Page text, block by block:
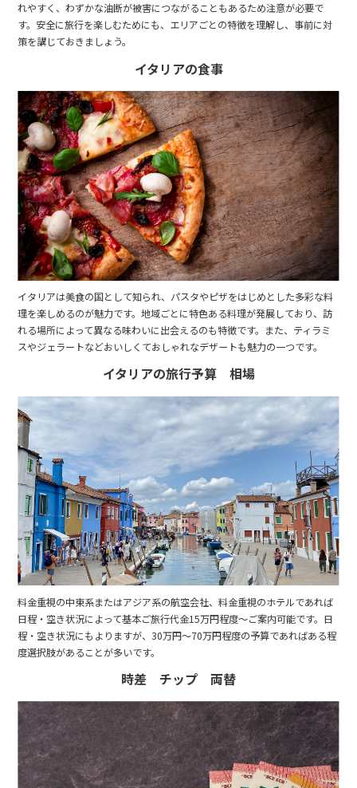
れやすく、わずかな油断が被害につながることもあるため注意が必要で
す。安全に旅行を楽しむためにも、エリアごとの特徴を理解し、事前に対
策を講じておきましょう。
イタリアの食事
イタリアは美食の国として知られ、パスタやピザをはじめとした多彩な料
理を楽しめるのが魅力です。地域ごとに特色ある料理が発展しており、訪
れる場所によって異なる味わいに出会えるのも特徴です。また、ティラミ
スやジェラートなどおいしくておしゃれなデザートも魅力の一つです。
イタリアの旅行予算 相場
料金重視の中東系またはアジア系の航空会社、料金重視のホテルであれば
日程・空き状況によって基本ご旅行代金15万円程度～ご案内可能です。日
程・空き状況にもよりますが、30万円～70万円程度の予算であればある程
度選択肢があることが多いです。
時差 チップ 両替